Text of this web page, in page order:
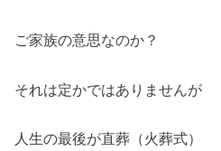
ご家族の意思なのか？
それは定かではありませんが
人生の最後が直葬（火葬式）